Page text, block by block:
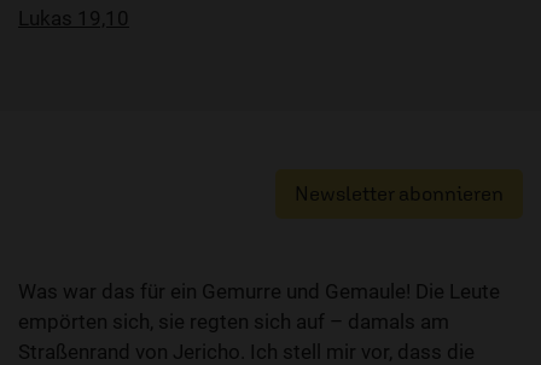
Lukas 19,10
Newsletter abonnieren
Was war das für ein Gemurre und Gemaule! Die Leute
empörten sich, sie regten sich auf – damals am
Straßenrand von Jericho. Ich stell mir vor, dass die